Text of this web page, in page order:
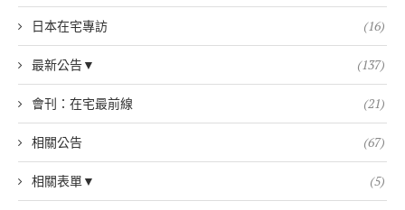
日本在宅專訪 (16)
最新公告▼ (137)
會刊：在宅最前線 (21)
相關公告 (67)
相關表單▼ (5)